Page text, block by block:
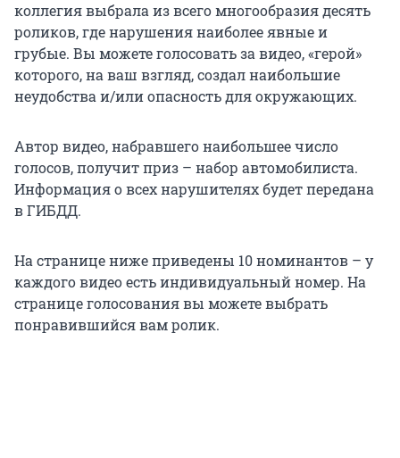
коллегия выбрала из всего многообразия десять
роликов, где нарушения наиболее явные и
грубые. Вы можете голосовать за видео, «герой»
которого, на ваш взгляд, создал наибольшие
неудобства и/или опасность для окружающих.
Автор видео, набравшего наибольшее число
голосов, получит приз – набор автомобилиста.
Информация о всех нарушителях будет передана
в ГИБДД.
На странице ниже приведены 10 номинантов – у
каждого видео есть индивидуальный номер. На
странице голосования вы можете выбрать
понравившийся вам ролик.